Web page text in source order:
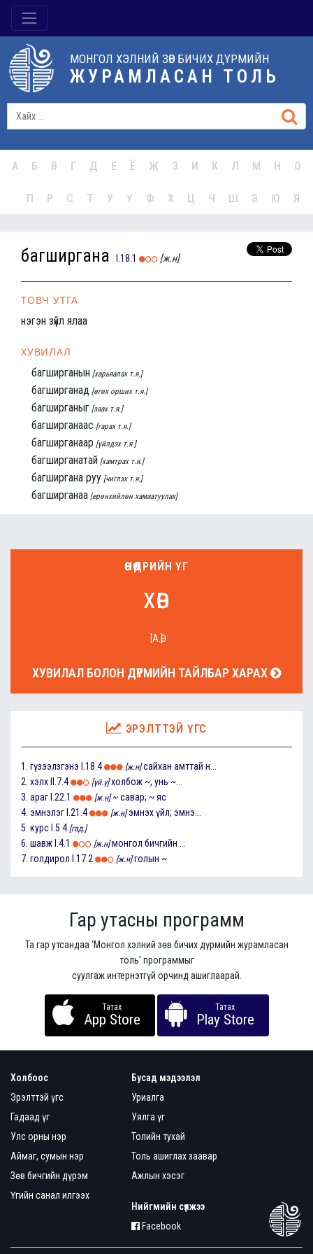
МОНГОЛ ХЭЛНИЙ ЗӨВ БИЧИХ ДҮРМИЙН
ЖУРАМЛАСАН ТОЛЬ
А Б В Г Д Е Ё Ж З И К Л М Н О
П Р С Т У Ү Ф Х Ц Ч Ш Э Ю Я
багширгана I.18.1 [ж.н]
ТОВЧ УТГА
нэгэн зүйл ялаа
ХУВИЛАЛ
багширганын [харьяалах т.я.]
багширганад [өгөх орших т.я.]
багширганыг [заах т.я.]
багширганаас [гарах т.я.]
багширганаар [үйлдэх т.я.]
багширганатай [хамтрах т.я.]
багширгана руу [чиглэх т.я.]
багширганаа [ерөнхийлөн хамаатуулах]
ӨНӨӨДРИЙН ҮГ
хөв
[А.Ө]
ХУВИЛАЛ БОЛОН ДҮРМИЙН ТАЙЛБАР ХАРАХ
ЭРЭЛТТЭЙ ҮГС
1. гүзээлзгэнэ I.18.4 [ж.н] сайхан амттай н...
2. хэлх II.7.4 [үй.ү] холбож ~, унь ~...
3. араг I.22.1 [ж.н] ~ савар; ~ яс
4. эмнэлэг I.21.4 [ж.н] эмнэх үйл; эмнэ...
5. курс I.5.4 [гад.]
6. шавж I.4.1 [ж.н] монгол бичгийн ...
7. голдирол I.17.2 [ж.н] голын ~
Гар утасны программ
Та гар утсандаа ‘Монгол хэлний зөв бичих дүрмийн журамласан
толь’ программыг
суулгаж интернэтгүй орчинд ашиглаарай.
Татах
App Store
Татах
Play Store
Холбоос
Эрэлттэй үгс
Гадаад үг
Улс орны нэр
Аймаг, сумын нэр
Зөв бичгийн дүрэм
Үгийн санал илгээх
Бусад мэдээлэл
Уриалга
Уялга үг
Толийн тухай
Толь ашиглах заавар
Ажлын хэсэг
Нийгмийн сүлжээ
Facebook